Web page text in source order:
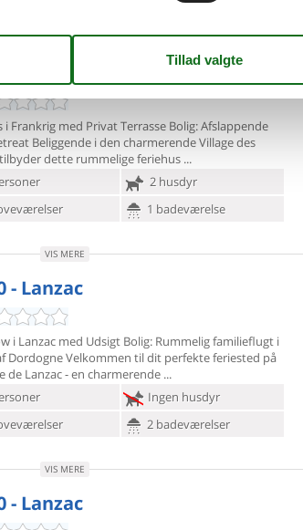
VIS MERE
- Mauroux
i Frankrig med Privat Terrasse Bolig: Afslappende
Beliggende i den charmerende Village des
tilbyder dette rummelige feriehus
2 husdyr
1 badeværelse
VIS MERE
- Lanzac
i Lanzac med Udsigt Bolig: Rummelig familieflugt i
Dordogne Velkommen til dit perfekte feriested på
de Lanzac - en charmerende
Ingen husdyr
2 badeværelser
VIS MERE
- Lanzac